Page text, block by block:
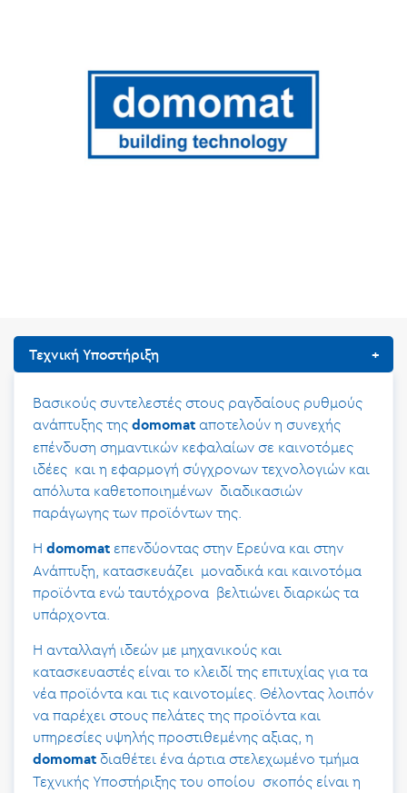
Τεχνική Υποστήριξη
Βασικούς συντελεστές στους ραγδαίους ρυθμούς
ανάπτυξης της domomat αποτελούν η συνεχής
επένδυση σημαντικών κεφαλαίων σε καινοτόμες
ιδέες και η εφαρμογή σύγχρονων τεχνολογιών και
απόλυτα καθετοποιημένων διαδικασιών
παράγωγης των προϊόντων της.
Η domomat επενδύοντας στην Ερεύνα και στην
Ανάπτυξη, κατασκευάζει μοναδικά και καινοτόμα
προϊόντα ενώ ταυτόχρονα βελτιώνει διαρκώς τα
υπάρχοντα.
Η ανταλλαγή ιδεών με μηχανικούς και
κατασκευαστές είναι το κλειδί της επιτυχίας για τα
νέα προϊόντα και τις καινοτομίες. Θέλοντας λοιπόν
να παρέχει στους πελάτες της προϊόντα και
υπηρεσίες υψηλής προστιθεμένης αξιας, η
domomat διαθέτει ένα άρτια στελεχωμένο τμήμα
Τεχνικής Υποστήριξης του οποίου σκοπός είναι η